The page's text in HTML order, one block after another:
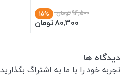
94,500تومان 15%
80,300تومان
دیدگاه ها
تجربه خود را با ما به اشتراگ بگذارید